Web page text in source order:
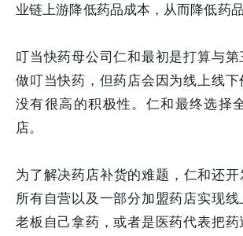
业链上游降低药品成本，从而降低药品
叮当快药母公司仁和最初是打算与
做叮当快药，但药店会因为线上线
没有很高的积极性。仁和最终选择
店。
为了解决药店补货的难题，仁和还
所有自营以及一部分加盟药店实现
老板自己拿药，或者是医药代表把